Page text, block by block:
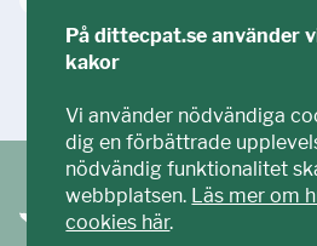
På dittecpat.se använder
kakor
Vi använder nödvändiga
dig en förbättrade
nödvändig funktionalitet
webbplatsen. Läs mer om
cookies här.